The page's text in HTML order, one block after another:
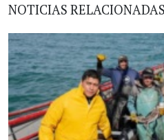
NOTICIAS RELACIONADAS